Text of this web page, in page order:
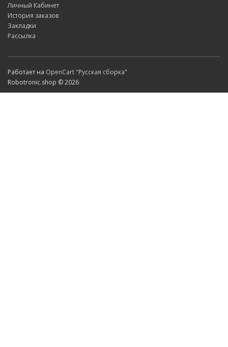
Личный Кабинет
История заказов
Закладки
Рассылка
Работает на OpenCart "Русская сборка"
Robotronic.shop © 2026